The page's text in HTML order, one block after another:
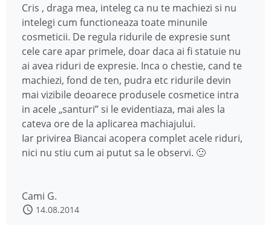
Cris , draga mea, inteleg ca nu te machiezi si nu
intelegi cum functioneaza toate minunile
cosmeticii. De regula ridurile de expresie sunt
cele care apar primele, doar daca ai fi statuie nu
ai avea riduri de expresie. Inca o chestie, cand te
machiezi, fond de ten, pudra etc ridurile devin
mai vizibile deoarece produsele cosmetice intra
in acele „santuri” si le evidentiaza, mai ales la
cateva ore de la aplicarea machiajului.
Iar privirea Biancai acopera complet acele riduri,
nici nu stiu cum ai putut sa le observi. 🙂
Cami G.
14.08.2014